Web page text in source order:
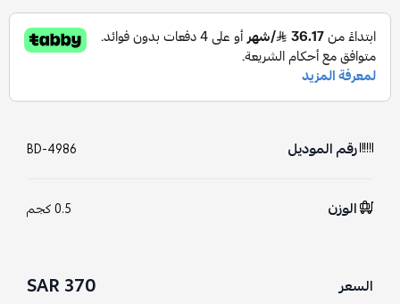
رقم الموديل BD-4986
الوزن 0.5 كجم
السعر 370 SAR